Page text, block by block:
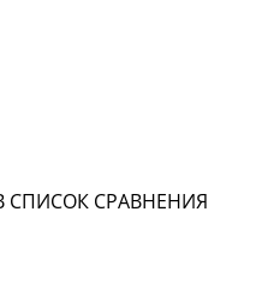
СПИСОК СРАВНЕНИЯ